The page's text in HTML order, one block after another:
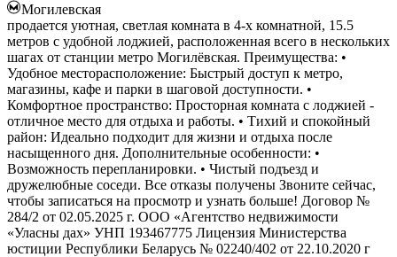
Могилевская
продается уютная, светлая комната в 4-х комнатной, 15.5
метров с удобной лоджией, расположенная всего в нескольких
шагах от станции метро Могилёвская. Преимущества: •
Удобное месторасположение: Быстрый доступ к метро,
магазины, кафе и парки в шаговой доступности. •
Комфортное пространство: Просторная комната с лоджией -
отличное место для отдыха и работы. • Тихий и спокойный
район: Идеально подходит для жизни и отдыха после
насыщенного дня. Дополнительные особенности: •
Возможность перепланировки. • Чистый подъезд и
дружелюбные соседи. Все отказы получены Звоните сейчас,
чтобы записаться на просмотр и узнать больше! Договор №
284/2 от 02.05.2025 г. ООО «Агентство недвижимости
«Уласны дах» УНП 193467775 Лицензия Министерства
юстиции Республики Беларусь № 02240/402 от 22.10.2020 г